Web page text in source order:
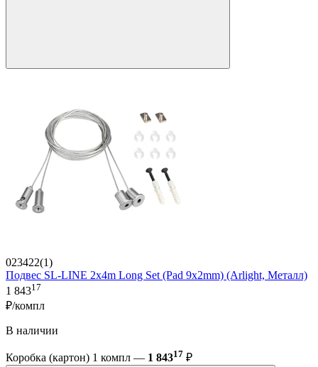
023422(1)
Подвес SL-LINE 2x4m Long Set (Pad 9x2mm) (Arlight, Металл)
1 84317
₽/компл
В наличии
Коробка (картон) 1 компл — 1 84317 ₽